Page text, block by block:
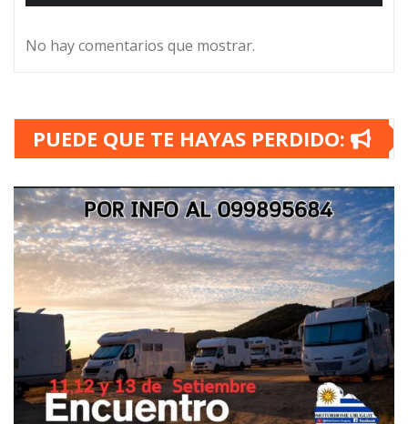
No hay comentarios que mostrar.
PUEDE QUE TE HAYAS PERDIDO: